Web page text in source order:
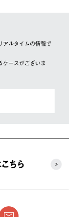
アルタイムの情報で
ケースがございま